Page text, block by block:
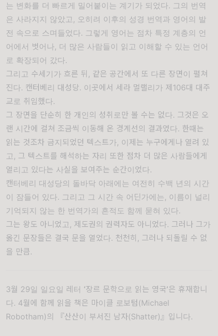
는 변화를 더 빠르게 밀어붙이는 계기가 되었다. 그의 번역
은 사라지지 않았고, 오히려 이후의 성경 번역과 영어의 발
전 속으로 스며들었다. 그렇게 영어는 점차 특정 계층의 언
어에서 벗어나, 더 많은 사람들이 읽고 이해할 수 있는 언어
로 확장되어 갔다.
그리고 수세기가 흐른 뒤, 같은 공간에서 또 다른 장면이 펼쳐
진다. 캔터베리 대성당. 이곳에서 세라 멀랠리가 제106대 대주
교로 취임했다.
그 장면을 단순히 한 개인의 성취로만 볼 수는 없다. 그것은 오
랜 시간에 걸쳐 조금씩 이동해 온 경계선의 결과였다. 한때는
읽는 것조차 금지되었던 텍스트가, 이제는 누구에게나 열려 있
고, 그 텍스트를 해석하는 자리 또한 점차 더 많은 사람들에게
열리고 있다는 사실을 보여주는 순간이었다.
캔터베리 대성당의 돌바닥 아래에는 여전히 수백 년의 시간
이 잠들어 있다. 그리고 그 시간 속 어딘가에는, 이름이 널리
기억되지 않는 한 번역가의 흔적도 함께 묻혀 있다.
그는 왕도 아니었고, 제도권의 권력자도 아니었다. 그러나 그가
옮긴 문장들은 결국 문을 열었다. 천천히, 그러나 되돌릴 수 없
을 만큼.
3월 29일 일요일 레터 ‘장르 문학으로 읽는 영국’은 휴재합니
다. 4월에 함께 읽을 책은 마이클 로보텀(Michael
Robotham)의 『산산이 부서진 남자(Shatter)』입니다.